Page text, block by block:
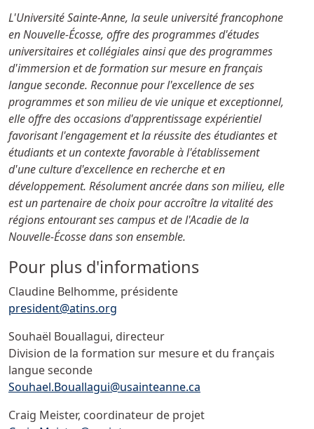
L'Université Sainte-Anne, la seule université francophone
en Nouvelle-Écosse, offre des programmes d'études
universitaires et collégiales ainsi que des programmes
d'immersion et de formation sur mesure en français
langue seconde. Reconnue pour l'excellence de ses
programmes et son milieu de vie unique et exceptionnel,
elle offre des occasions d'apprentissage expérientiel
favorisant l'engagement et la réussite des étudiantes et
étudiants et un contexte favorable à l'établissement
d'une culture d'excellence en recherche et en
développement. Résolument ancrée dans son milieu, elle
est un partenaire de choix pour accroître la vitalité des
régions entourant ses campus et de l'Acadie de la
Nouvelle-Écosse dans son ensemble.
Pour plus d'informations
Claudine Belhomme, présidente
president@atins.org
Souhaël Bouallagui, directeur
Division de la formation sur mesure et du français
langue seconde
Souhael.Bouallagui@usainteanne.ca
Craig Meister, coordinateur de projet